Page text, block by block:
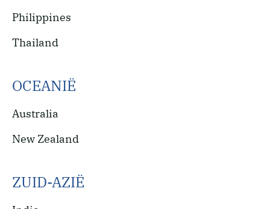
Philippines
Thailand
OCEANIË
Australia
New Zealand
ZUID-AZIË